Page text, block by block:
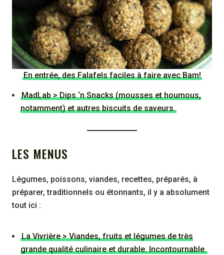
En entrée, des Falafels faciles à faire avec Bam!
MadLab > Dips ‘n Snacks (mousses et houmous,
notamment) et autres biscuits de saveurs.
LES MENUS
Légumes, poissons, viandes, recettes, préparés, à
préparer, traditionnels ou étonnants, il y a absolument
tout ici :
La Vivrière > Viandes, fruits et légumes de très
grande qualité culinaire et durable. Incontournable.